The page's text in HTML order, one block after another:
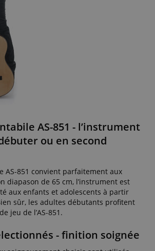
AS-851 - l’instrument
ou en second
AS-851 convient parfaitement aux
diapason de 65 cm, l’instrument est
aux enfants et adolescents à partir
sûr, les adultes débutants profitent
jeu de l’AS-851.
- finition soignée